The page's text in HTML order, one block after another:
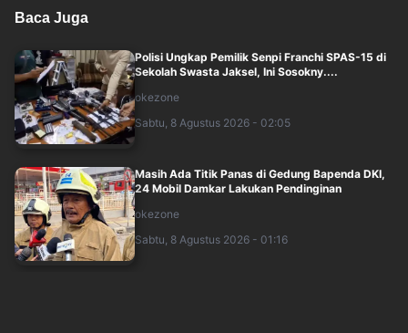
Baca Juga
Polisi Ungkap Pemilik Senpi Franchi SPAS-15 di
Sekolah Swasta Jaksel, Ini Sosokny....
okezone
Sabtu, 8 Agustus 2026 - 02:05
Masih Ada Titik Panas di Gedung Bapenda DKI,
24 Mobil Damkar Lakukan Pendinginan
okezone
Sabtu, 8 Agustus 2026 - 01:16